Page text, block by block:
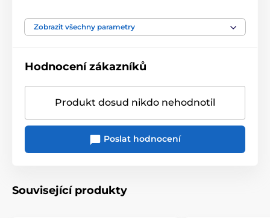
Barva
Zobrazit všechny parametry
Hodnocení zákazníků
Produkt dosud nikdo nehodnotil
Poslat hodnocení
Související produkty